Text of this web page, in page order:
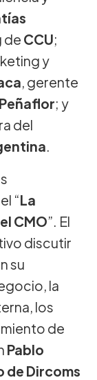
de CCU;
y
, gerente
; y
del
.
“La
CMO”. El
discutir
su
la
los
de
Pablo
de Dircoms